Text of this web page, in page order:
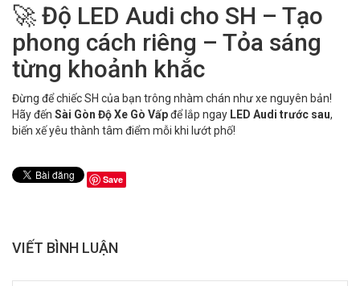
🚀 Độ LED Audi cho SH – Tạo
phong cách riêng – Tỏa sáng
từng khoảnh khắc
Đừng để chiếc SH của bạn trông nhàm chán như xe nguyên bản!
Hãy đến Sài Gòn Độ Xe Gò Vấpđể lắp ngay LED Audi trước sau,
biến xế yêu thành tâm điểm mỗi khi lướt phố!
Save
VIẾT BÌNH LUẬN